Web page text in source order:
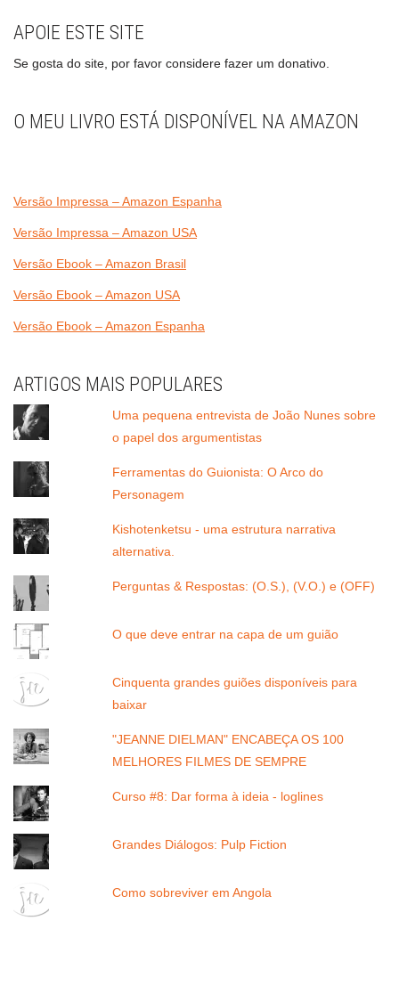
APOIE ESTE SITE
Se gosta do site, por favor considere fazer um donativo.
O MEU LIVRO ESTÁ DISPONÍVEL NA AMAZON
Versão Impressa – Amazon Espanha
Versão Impressa – Amazon USA
Versão Ebook – Amazon Brasil
Versão Ebook – Amazon USA
Versão Ebook – Amazon Espanha
ARTIGOS MAIS POPULARES
Uma pequena entrevista de João Nunes sobre
o papel dos argumentistas
Ferramentas do Guionista: O Arco do
Personagem
Kishotenketsu - uma estrutura narrativa
alternativa.
Perguntas & Respostas: (O.S.), (V.O.) e (OFF)
O que deve entrar na capa de um guião
Cinquenta grandes guiões disponíveis para
baixar
"JEANNE DIELMAN" ENCABEÇA OS 100
MELHORES FILMES DE SEMPRE
Curso #8: Dar forma à ideia - loglines
Grandes Diálogos: Pulp Fiction
Como sobreviver em Angola